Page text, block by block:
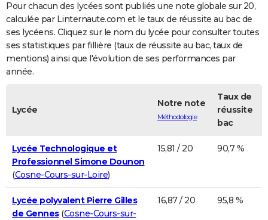
S'inscrire
Se connecter
Lycées
Collèges
Primaires
Universités
Entreprises
Service militaire
Avis de recherche
AVIS DE DÉCÈS
FORUM
Bricolage
Lifestyle
Culture
Sport
Auto
Television
Voyage
Cinema
Pour chacun des lycées sont publiés une note globale sur 20,
calculée par Linternaute.com et le taux de réussite au bac de
ses lycéens. Cliquez sur le nom du lycée pour consulter toutes
ses statistiques par fillière (taux de réussite au bac, taux de
mentions) ainsi que l'évolution de ses performances par
année.
Lycée
Notre note
Méthodologie
Taux de
réussite
bac
Lycée Technologique et
Professionnel Simone Dounon
(Cosne-Cours-sur-Loire)
15,81 / 20 90,7 %
Lycée polyvalent Pierre Gilles
de Gennes(Cosne-Cours-sur-
16,87 / 20 95,8 %